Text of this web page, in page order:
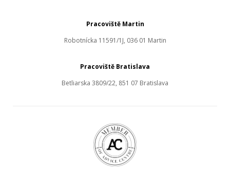
Pracoviště Martin
Robotnícka 11591/1J, 036 01 Martin
Pracoviště Bratislava
Betliarska 3809/22, 851 07 Bratislava